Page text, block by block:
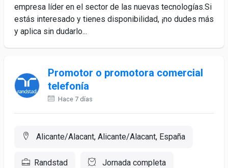
empresa líder en el sector de las nuevas tecnologías.Si
estás interesado y tienes disponibilidad, ¡no dudes más
y aplica sin dudarlo...
Promotor o promotora comercial
telefonía
Hace 7 días
Alicante/Alacant, Alicante/Alacant, España
Randstad Jornada completa